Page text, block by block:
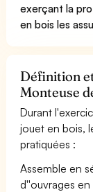
exerçant la
en bois les
Définition
Monteuse
Durant
jouet en bois,
pratiquées :
Assemble en
d''ouvrages en